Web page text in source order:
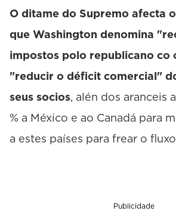
O ditame do Supremo afecta
que Washington denomina
impostos polo republicano co
"reducir o déficit comercial"
seus socios, alén dos aranceis
% a México e ao Canadá para
a estes países para frear o
Publicidade